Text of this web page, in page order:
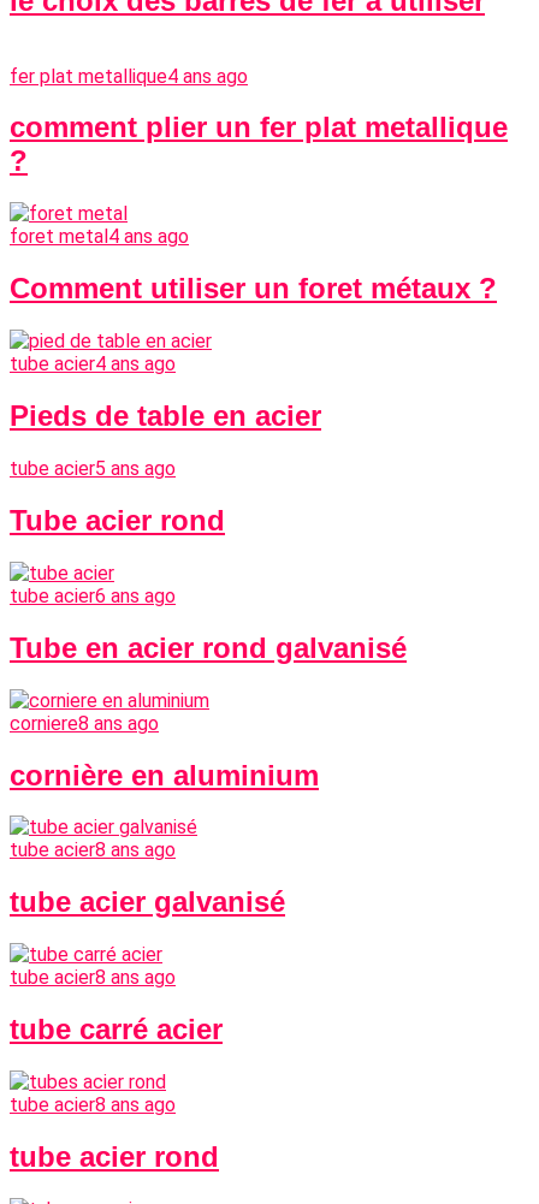
fer plat metallique4 ans ago
comment plier un fer plat metallique
?
foret metal 4 ans ago
Comment utiliser un foret métaux ?
tube acier4 ans ago
Pieds de table en acier
tube acier5 ans ago
Tube acier rond
tube acier6 ans ago
Tube en acier rond galvanisé
corniere8 ans ago
cornière en aluminium
tube acier8 ans ago
tube acier galvanisé
tube acier8 ans ago
tube carré acier
tube acier8 ans ago
tube acier rond